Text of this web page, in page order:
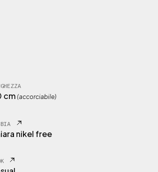
cm (accorciabile)
nikel free